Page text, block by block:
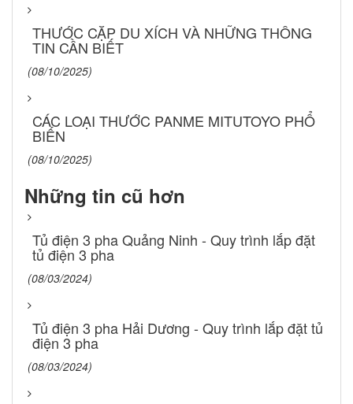
THƯỚC CẶP DU XÍCH VÀ NHỮNG THÔNG
TIN CẦN BIẾT
(08/10/2025)
CÁC LOẠI THƯỚC PANME MITUTOYO PHỔ
BIẾN
(08/10/2025)
Những tin cũ hơn
Tủ điện 3 pha Quảng Ninh - Quy trình lắp đặt
tủ điện 3 pha
(08/03/2024)
Tủ điện 3 pha Hải Dương - Quy trình lắp đặt tủ
điện 3 pha
(08/03/2024)